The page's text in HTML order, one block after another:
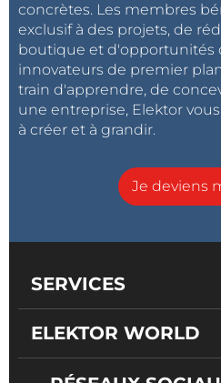
concrètes. Les membres
exclusif à des projets, de
boutique et d'opportunités
innovateurs de premier
train d'apprendre, de
une entreprise, Elektor
à créer et à grandir.
Je deviens
SERVICES
ELEKTOR WORLD